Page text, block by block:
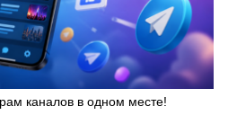
каналов в одном месте!